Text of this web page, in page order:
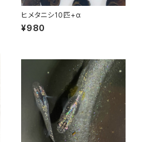
ヒメタニシ10匹+α
¥980